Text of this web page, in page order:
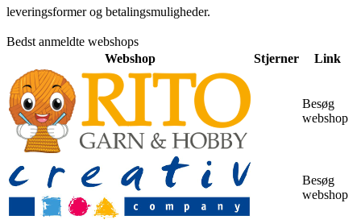
leveringsformer og betalingsmuligheder.
Bedst anmeldte webshops
Webshop
Stjerner Link
Besøg
webshop
Besøg
webshop